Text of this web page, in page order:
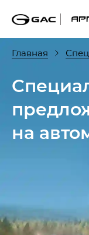
Главная
на